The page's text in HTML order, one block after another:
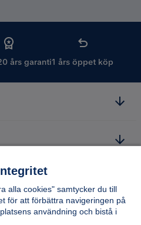
års garanti1 års öppet köp
alla cookies" samtycker du till
för att förbättra navigeringen på
användning och bistå i